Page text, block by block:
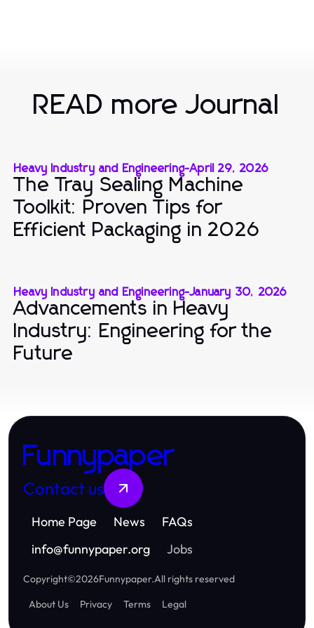
READ more Journal
Heavy Industry and Engineering-April 29, 2026
The Tray Sealing Machine
Toolkit: Proven Tips for
Efficient Packaging in 2026
Heavy Industry and Engineering-January 30, 2026
Advancements in Heavy
Industry: Engineering for the
Future
Funnypaper
Contact us
Home Page News
FAQs
info@funnypaper.org Jobs
Copyright©2026Funnypaper.All rights reserved
About Us
Privacy Terms Legal